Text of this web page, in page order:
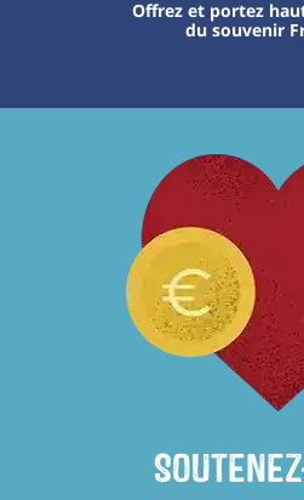
Offrez et portez
du souvenir